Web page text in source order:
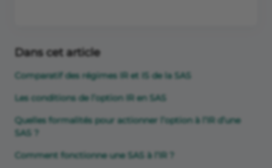
Dans cet article
Comparatif des régimes IR et IS de la SAS
Les conditions de l’option IR en SAS
Quelles formalités pour actionner l’option à l’IR d’une
SAS ?
Comment fonctionne une SAS à l’IR ?